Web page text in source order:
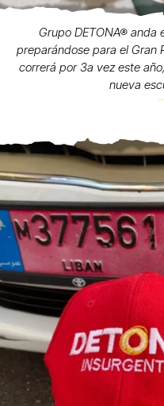
Grupo DETONA® anda
preparándose para el Gran
correrá por 3a vez este
nueva